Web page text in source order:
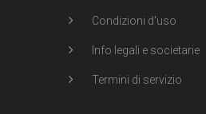
Condizioni d'uso
Info legali e societarie
Termini di servizio